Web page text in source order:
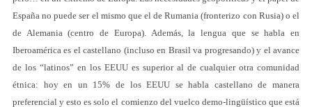
España no puede ser el mismo que el de Rumania (fronterizo con Rusia) o el
de Alemania (centro de Europa). Además, la lengua que se habla en
Iberoamérica es el castellano (incluso en Brasil va progresando) y el avance
de los “latinos” en los EEUU es superior al de cualquier otra comunidad
étnica: hoy en un 15% de los EEUU se habla castellano de manera
preferencial y esto es solo el comienzo del vuelco demo-lingüístico que está